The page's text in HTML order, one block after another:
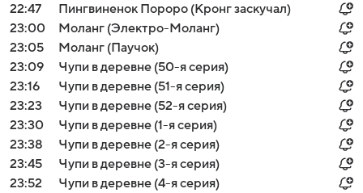
22:47
Пингвиненок Пороро (Кронг заскучал)
23:00
Моланг (Электро-Моланг)
23:05
Моланг (Паучок)
23:09
Чупи в деревне (50-я серия)
23:16
Чупи в деревне (51-я серия)
23:23
Чупи в деревне (52-я серия)
23:30
Чупи в деревне (1-я серия)
23:38
Чупи в деревне (2-я серия)
23:45
Чупи в деревне (3-я серия)
23:52
Чупи в деревне (4-я серия)